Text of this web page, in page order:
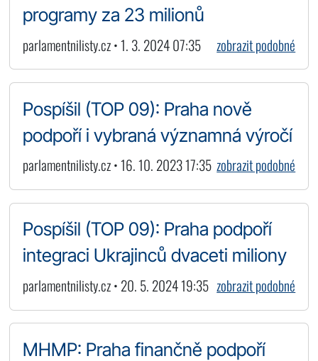
programy za 23 milionů
parlamentnilisty.cz • 1. 3. 2024 07:35 zobrazit podobné
Pospíšil (TOP 09): Praha nově
podpoří i vybraná významná výročí
parlamentnilisty.cz • 16. 10. 2023 17:35 zobrazit podobné
Pospíšil (TOP 09): Praha podpoří
integraci Ukrajinců dvaceti miliony
parlamentnilisty.cz • 20. 5. 2024 19:35 zobrazit podobné
MHMP: Praha finančně podpoří